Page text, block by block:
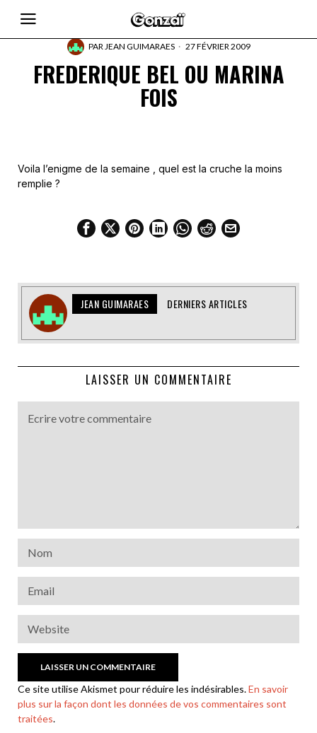
PARJEAN GUIMARAES 27 FÉVRIER 2009
FREDERIQUE BEL OU MARINA
FOIS
Voila l’enigme de la semaine , quel est la cruche la moins
remplie ?
JEAN GUIMARAES DERNIERS ARTICLES
LAISSER UN COMMENTAIRE
Ce site utilise Akismet pour réduire les indésirables.En savoir
plus sur la façon dont les données de vos commentaires sont
traitées.